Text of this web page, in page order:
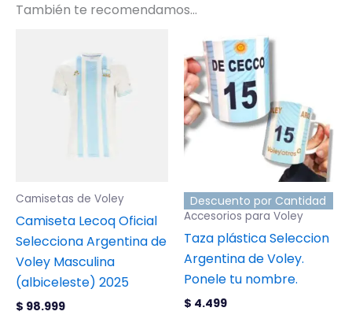
También te recomendamos…
Camisetas de Voley
Camiseta Lecoq Oficial
Selecciona Argentina de
Voley Masculina
(albiceleste) 2025
$ 98.999
múltiples
pueden
elegir
en
la
página
de
Descuento por Cantidad
Accesorios para Voley
Taza plástica Seleccion
Argentina de Voley.
Ponele tu nombre.
$ 4.499